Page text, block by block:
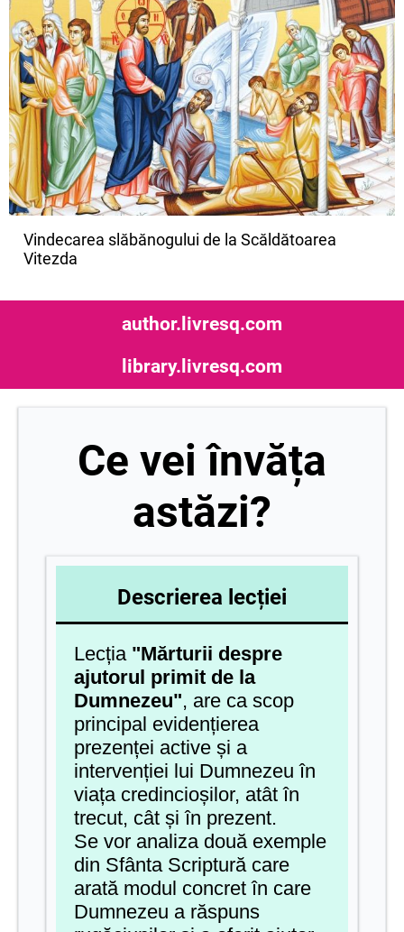
Vindecarea slăbănogului de la Scăldătoarea
Vitezda
author.livresq.com
library.livresq.com
Ce vei învăța
astăzi?
Descrierea lecției
Lecția "Mărturii despre
ajutorul primit de la
Dumnezeu", are ca scop
principal evidențierea
prezenței active și a
intervenției lui Dumnezeu în
viața credincioșilor, atât în
trecut, cât și în prezent.
Se vor analiza două exemple
din Sfânta Scriptură care
arată modul concret în care
Dumnezeu a răspuns